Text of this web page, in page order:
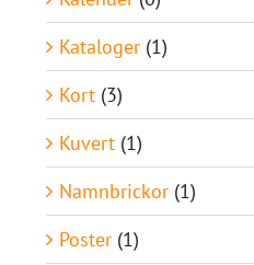
Kataloger (1)
Kort (3)
Kuvert (1)
Namnbrickor (1)
Poster (1)